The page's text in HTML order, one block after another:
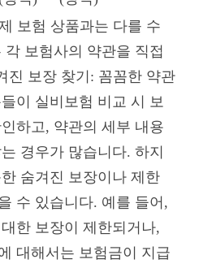
보험 상품과는 다를 수
보험사의 약관을 직접
진 보장 찾기: 꼼꼼한 약관
이 실비보험 비교 시 보
하고, 약관의 세부 내용
경우가 많습니다. 하지
숨겨진 보장이나 제한
수 있습니다. 예를 들어,
한 보장이 제한되거나,
대해서는 보험금이 지급